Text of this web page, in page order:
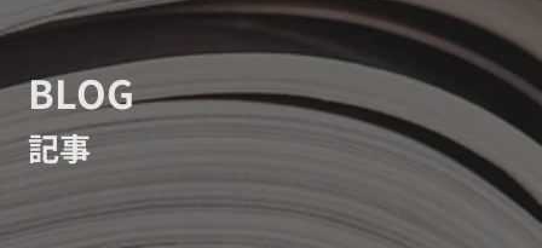
BLOG
記事